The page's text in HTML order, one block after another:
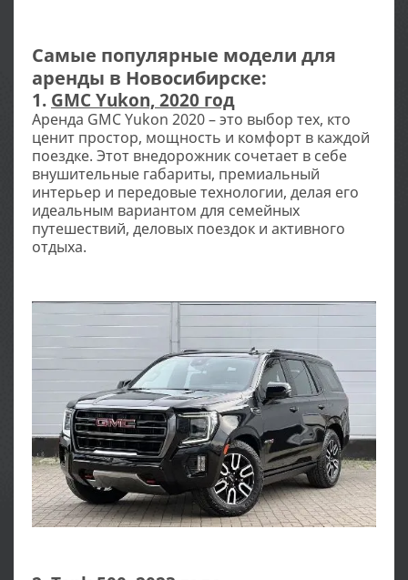
Самые популярные модели для
аренды в Новосибирске:
1. GMC Yukon, 2020 год
Аренда GMC Yukon 2020 – это выбор тех, кто
ценит простор, мощность и комфорт в каждой
поездке. Этот внедорожник сочетает в себе
внушительные габариты, премиальный
интерьер и передовые технологии, делая его
идеальным вариантом для семейных
путешествий, деловых поездок и активного
отдыха.